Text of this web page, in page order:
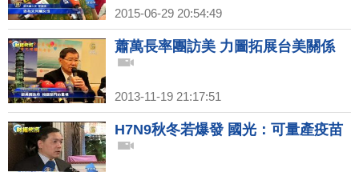
2015-06-29 20:54:49
蕭萬長率團訪美 力圖拓展台美關係
2013-11-19 21:17:51
H7N9秋冬若爆發 國光：可量產疫苗